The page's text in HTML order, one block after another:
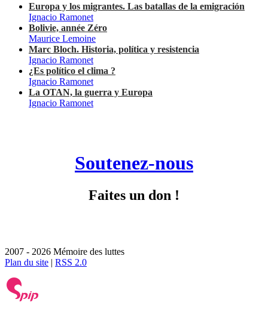
Europa y los migrantes. Las batallas de la emigración
Ignacio Ramonet
Bolivie, année Zéro
Maurice Lemoine
Marc Bloch. Historia, política y resistencia
Ignacio Ramonet
¿Es político el clima ?
Ignacio Ramonet
La OTAN, la guerra y Europa
Ignacio Ramonet
Soutenez-nous
Faites un don !
2007 - 2026 Mémoire des luttes
Plan du site | RSS 2.0